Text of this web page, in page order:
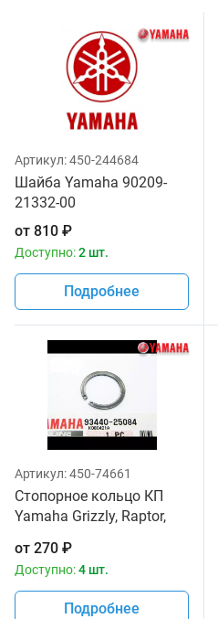
Артикул:450-244684
Шайба Yamaha 90209-
21332-00
от 810 ₽
Доступно:2 шт.
Подробнее
Артикул:450-74661
Стопорное кольцо КП
Yamaha Grizzly, Raptor,
93440-25008-00, 2MB-
E662A-00-00, 93440-
25084-00
от 270 ₽
Доступно:4 шт.
Подробнее